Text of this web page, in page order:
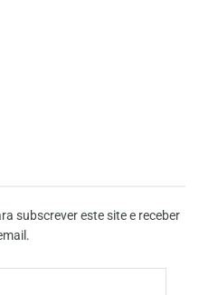
subscrever este site e receber